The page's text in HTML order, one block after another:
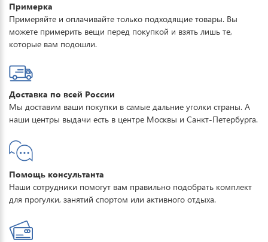
Примерка
Примеряйте и оплачивайте только подходящие товары. Вы
можете примерить вещи перед покупкой и взять лишь те,
которые вам подошли.
Доставка по всей России
Мы доставим ваши покупки в самые дальние уголки страны. А
наши центры выдачи есть в центре Москвы и Санкт-Петербурга.
Помощь консультанта
Наши сотрудники помогут вам правильно подобрать комплект
для прогулки, занятий спортом или активного отдыха.